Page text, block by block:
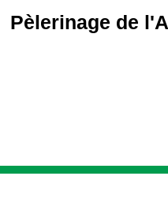
Pèlerinage de